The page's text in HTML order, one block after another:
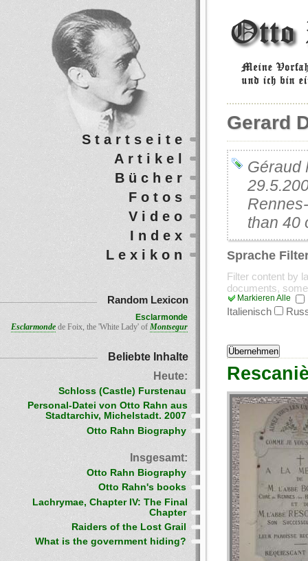
Gerard
Géraud
than 40
Sprache
Filter content by
documents,
Markieren Alle
Italienisch
Startseite
Artikel
Bücher
Fotos
Video
Index
Lexikon
Random Lexicon
Esclarmonde
Esclarmonde de Foix, the 'White Lady' of Montsegur
Beliebte Inhalte
Heute:
Schloss (Castle) Furstenau
Personal-Datei von Otto Rahn aus
Stadtarchiv, Michelstadt. 2007
Otto Rahn Biography
Insgesamt:
Otto Rahn Biography
Otto Rahn's books
Lachrymae, Chapter IV: The Final
Chapter
Raiders of the Lost Grail
What is the government hiding?